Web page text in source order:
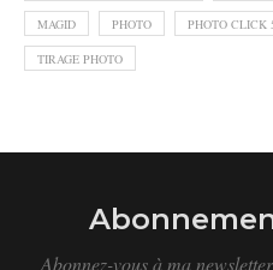
MAGID PHOTO PHOTO CLICK
TIRAGE PHOTO
Abonnez-vous à ma